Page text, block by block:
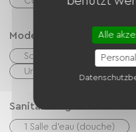
Modes de paiement
Schecks
Bargeld
Urlaubsgutscheine (ANCV)
Sanitäranlagen
1 Salle d'eau (douche)
Alle